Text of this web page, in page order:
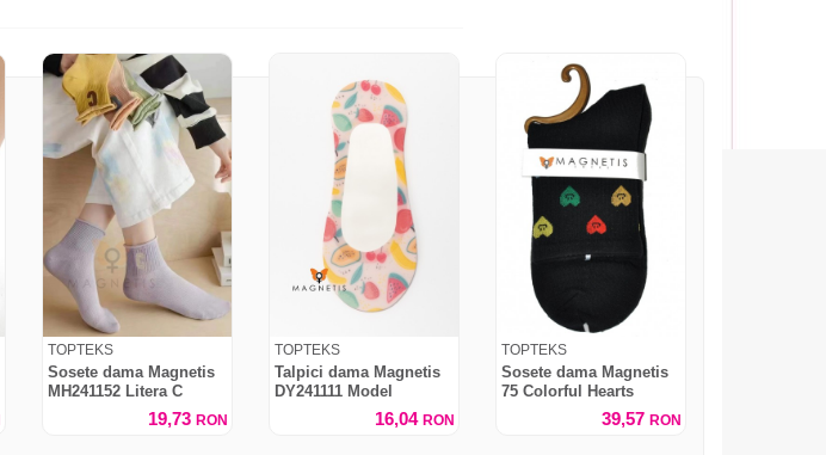
TOPTEKS
Sosete dama Magnetis
MH241152 Litera C
19,73 RON
TOPTEKS
Talpici dama Magnetis
DY241111 Model
16,04 RON
TOPTEKS
Sosete dama Magnetis
75 Colorful Hearts
39,57 RON